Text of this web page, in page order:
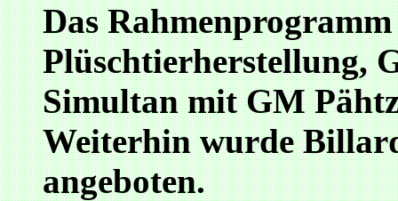
Das Rahmenprogramm
Plüschtierherstellung,
Simultan mit GM
Weiterhin wurde
angeboten.